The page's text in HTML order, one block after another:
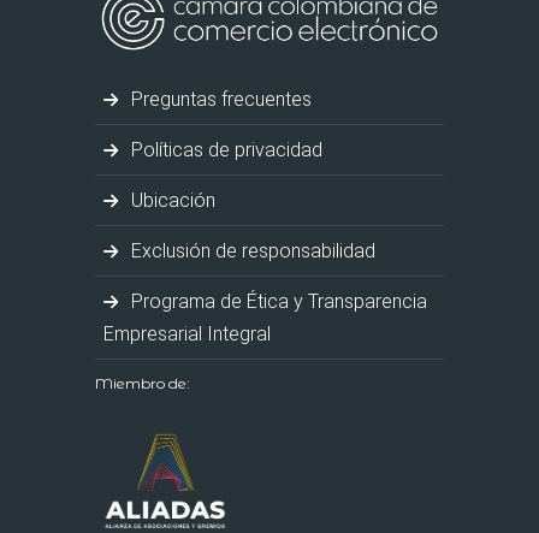
Preguntas frecuentes
Políticas de privacidad
Ubicación
Exclusión de responsabilidad
Programa de Ética y Transparencia
Empresarial Integral
Miembro de: